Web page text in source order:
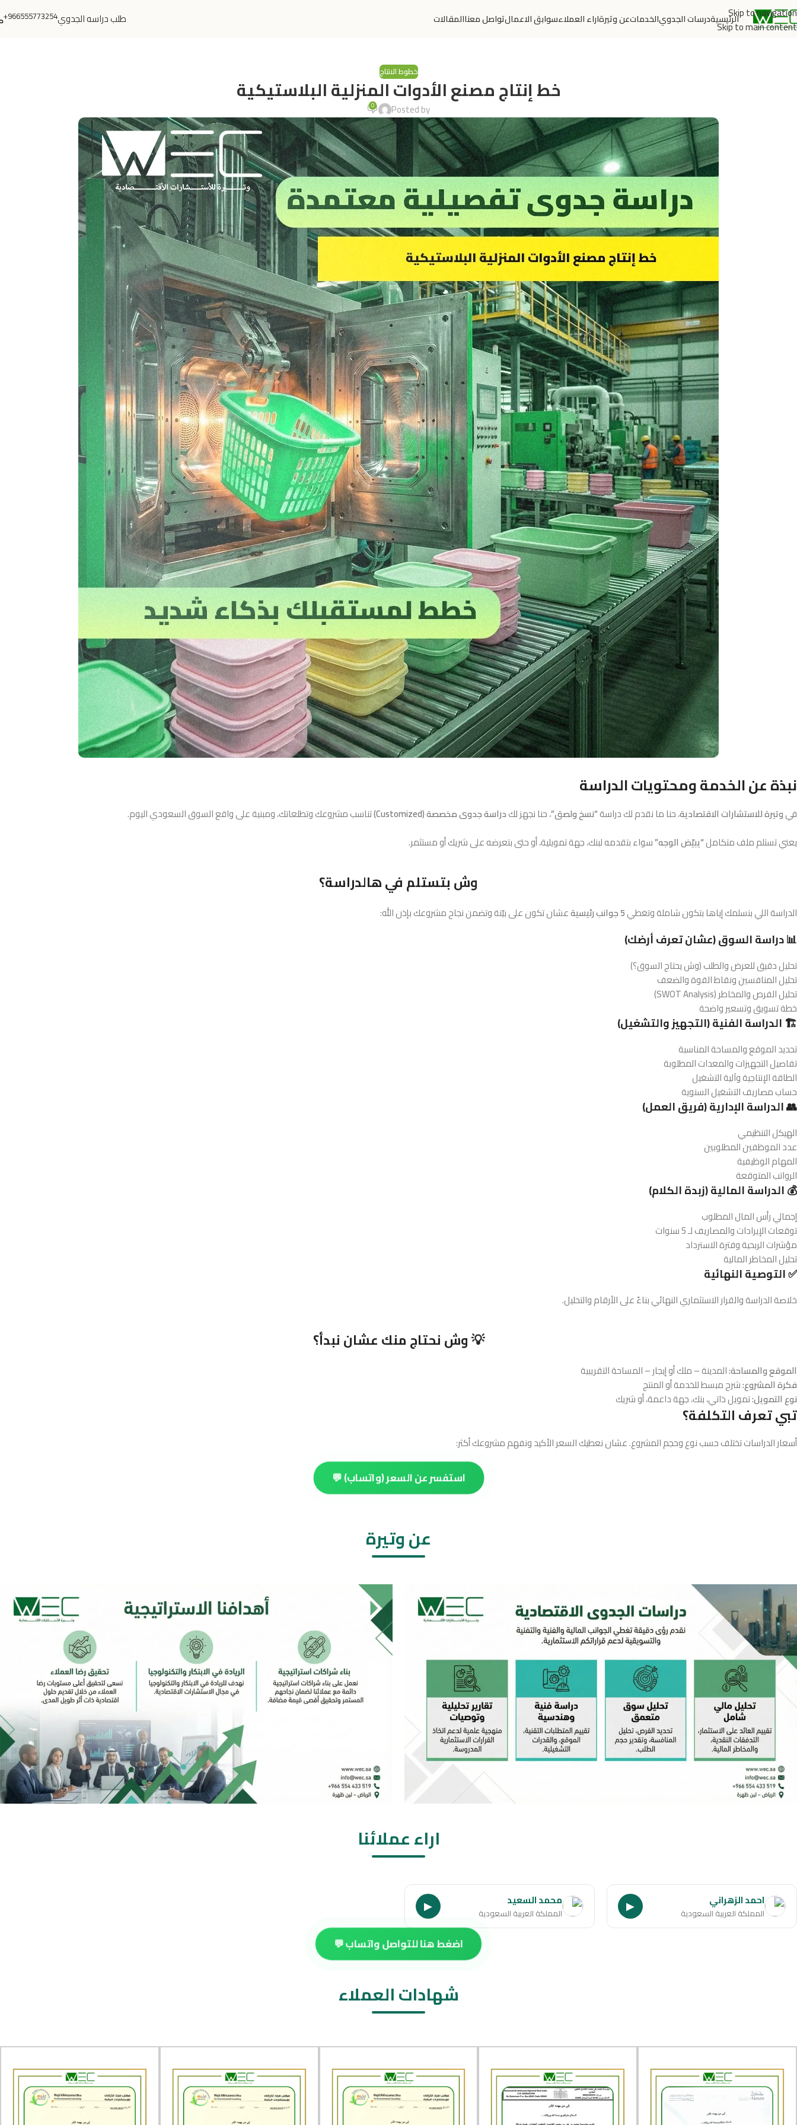
Skip to navigation
Skip to main content
الرئيسيةدرسات الجدويالخدماتعن وتيرةاراء العملاءسوابق الاعمالتواصل معناالمقالات طلب دراسه الجدوي966555773254+
خطوط الانتاج
خط إنتاج مصنع الأدوات المنزلية البلاستيكية
Posted by
0
نبذة عن الخدمة ومحتويات الدراسة
فيوتيرة للاستشارات الاقتصادية، حنا ما نقدم لك دراسة“نسخ ولصق”، حنا نجهز لكدراسة جدوى مخصصة (Customized)
تناسب مشروعك وتطلعاتك، ومبنية على واقع السوق السعودي اليوم.
يعني تستلم ملف متكامل“يبيّض الوجه”سواء بتقدمه لبنك، جهة تمويلية، أو حتى بتعرضه على شريك أو مستثمر.
وش بتستلم في هالدراسة؟
الدراسة اللي بنسلمك إياها بتكون شاملة وتغطي5 جوانب رئيسية عشان تكون على بيّنة وتضمن نجاح مشروعك بإذن الله:
📊 دراسة السوق (عشان تعرف أرضك)
تحليل دقيق للعرض والطلب (وش يحتاج السوق؟)
تحليل المنافسين ونقاط القوة والضعف
تحليل الفرص والمخاطر (SWOT Analysis)
خطة تسويق وتسعير واضحة
🏗️ الدراسة الفنية (التجهيز والتشغيل)
تحديد الموقع والمساحة المناسبة
تفاصيل التجهيزات والمعدات المطلوبة
الطاقة الإنتاجية وآلية التشغيل
حساب مصاريف التشغيل السنوية
👥 الدراسة الإدارية (فريق العمل)
الهيكل التنظيمي
عدد الموظفين المطلوبين
المهام الوظيفية
الرواتب المتوقعة
💰 الدراسة المالية (زبدة الكلام)
إجمالي رأس المال المطلوب
توقعات الإيرادات والمصاريف لـ 5 سنوات
مؤشرات الربحية وفترة الاسترداد
تحليل المخاطر المالية
✅ التوصية النهائية
خلاصة الدراسة والقرار الاستثماري النهائي بناءً على الأرقام والتحليل.
💡 وش نحتاج منك عشان نبدأ؟
الموقع والمساحة:المدينة – ملك أو إيجار – المساحة التقريبية
فكرة المشروع:شرح مبسط للخدمة أو المنتج
نوع التمويل:تمويل ذاتي، بنك، جهة داعمة، أو شريك
تبي تعرف التكلفة؟
أسعار الدراسات تختلف حسب نوع وحجم المشروع. عشان نعطيك السعر الأكيد ونفهم مشروعك أكثر:
استفسر عن السعر (واتساب) 💬
عن وتيرة
اراء عملائنا
▶ احمد الزهراني
المملكة العربية السعودية ▶ محمد السعيد
المملكة العربية السعودية
اضغط هنا للتواصل واتساب 💬
شهادات العملاء